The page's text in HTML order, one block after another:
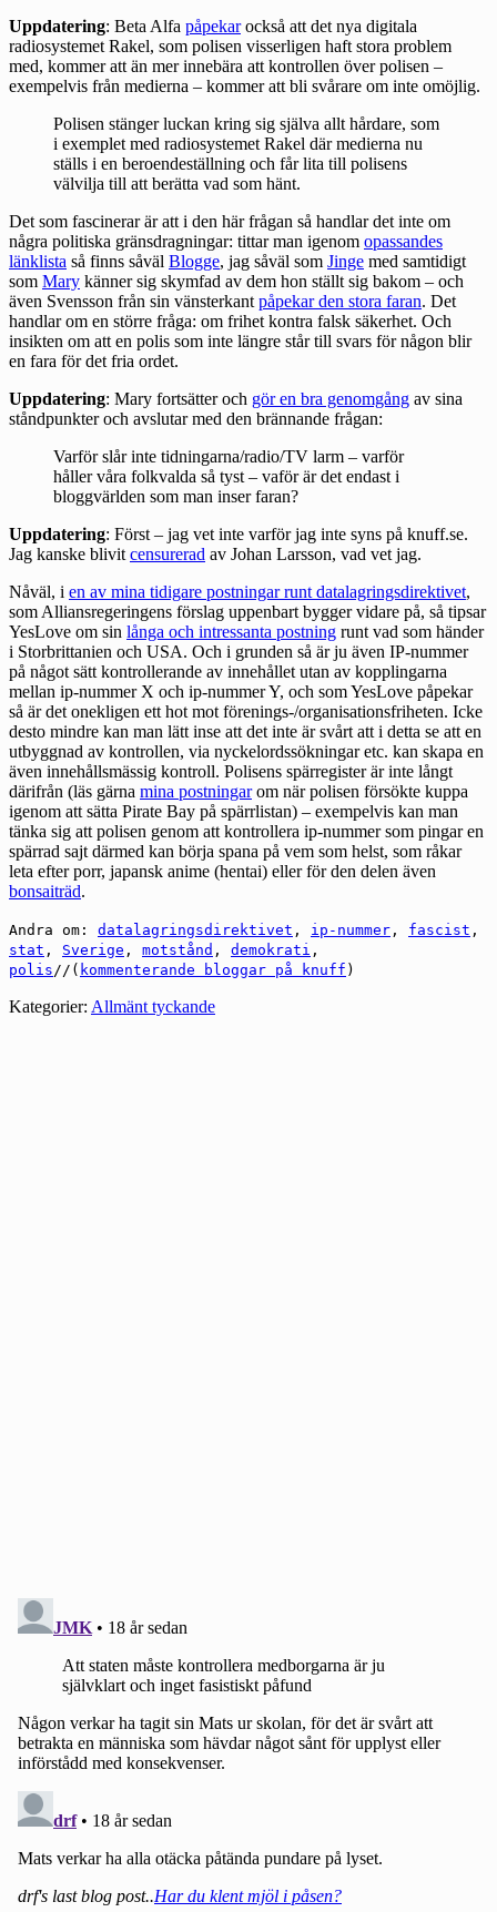
Uppdatering: Beta Alfa påpekarockså att det nya digitala
radiosystemet Rakel, som polisen visserligen haft stora problem
med, kommer att än mer innebära att kontrollen över polisen –
exempelvis från medierna – kommer att bli svårare om inte omöjlig.
Polisen stänger luckan kring sig själva allt hårdare, som
i exemplet med radiosystemet Rakel där medierna nu
ställs i en beroendeställning och får lita till polisens
välvilja till att berätta vad som hänt.
Det som fascinerar är att i den här frågan så handlar det inte om
några politiska gränsdragningar: tittar man igenom opassandes
länklista så finns såväl Blogge, jag såväl som Jinge med samtidigt
som Mary känner sig skymfad av dem hon ställt sig bakom – och
även Svensson från sin vänsterkantpåpekar den stora faran. Det
handlar om en större fråga: om frihet kontra falsk säkerhet. Och
insikten om att en polis som inte längre står till svars för någon blir
en fara för det fria ordet.
Uppdatering: Mary fortsätter och gör en bra genomgång av sina
ståndpunkter och avslutar med den brännande frågan:
Varför slår inte tidningarna/radio/TV larm – varför
håller våra folkvalda så tyst – vaför är det endast i
bloggvärlden som man inser faran?
Uppdatering: Först – jag vet inte varför jag inte syns på knuff.se.
Jag kanske blivitcensurerad av Johan Larsson, vad vet jag.
Nåväl, i en av mina tidigare postningar runt datalagringsdirektivet,
som Alliansregeringens förslag uppenbart bygger vidare på, så tipsar
YesLove om sin långa och intressanta postning runt vad som händer
i Storbrittanien och USA. Och i grunden så är ju även IP-nummer
på något sätt kontrollerande av innehållet utan av kopplingarna
mellan ip-nummer X och ip-nummer Y, och som YesLove påpekar
så är det onekligen ett hot mot förenings-/organisationsfriheten. Icke
desto mindre kan man lätt inse att det inte är svårt att i detta se att en
utbyggnad av kontrollen, via nyckelordssökningar etc. kan skapa en
även innehållsmässig kontroll. Polisens spärregister är inte långt
därifrån (läs gärna mina postningarom när polisen försökte kuppa
igenom att sätta Pirate Bay på spärrlistan) – exempelvis kan man
tänka sig att polisen genom att kontrollera ip-nummer som pingar en
spärrad sajt därmed kan börja spana på vem som helst, som råkar
leta efter porr, japansk anime (hentai) eller för den delen även
bonsaiträd.
Andra om: datalagringsdirektivet , ip-nummer , fascist ,
stat , Sverige , motstånd , demokrati ,
polis//( kommenterande bloggar på knuff )
Kategorier: Allmänt tyckande